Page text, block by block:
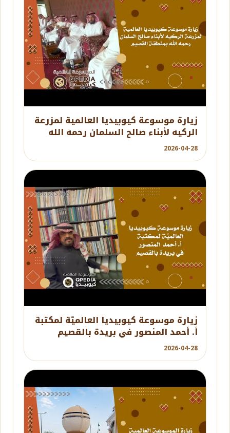
زيارة موسوعة كيوبيديا العالمية لمزرعة
الركيه لأبناء صالح السلمان رحمه الله
بمنطقة القصيم
2026-04-28
زيارة موسوعة كيوبيديا العالميّة لمكتبة
أ. أحمد المنصور في بريدة بالقصيم
2026-04-28